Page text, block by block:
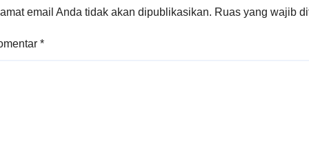
email Anda tidak akan dipublikasikan. Ruas yang wajib
*